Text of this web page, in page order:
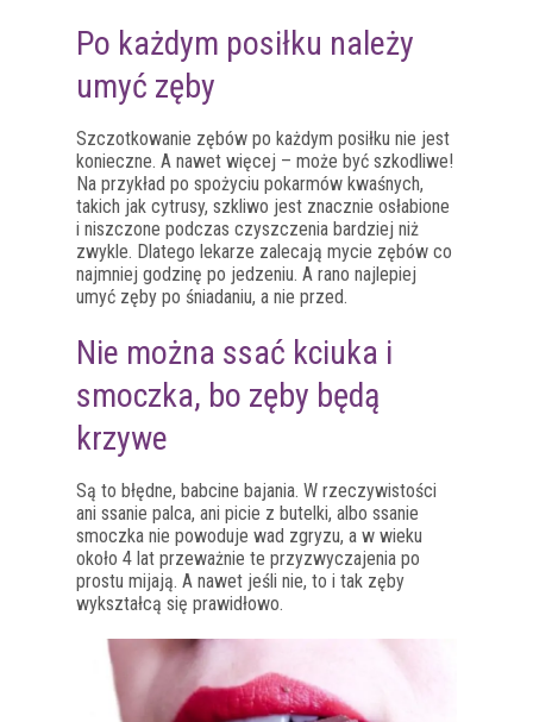
Po każdym posiłku należy
umyć zęby
Szczotkowanie zębów po każdym posiłku nie jest
konieczne. A nawet więcej – może być szkodliwe!
Na przykład po spożyciu pokarmów kwaśnych,
takich jak cytrusy, szkliwo jest znacznie osłabione
i niszczone podczas czyszczenia bardziej niż
zwykle. Dlatego lekarze zalecają mycie zębów co
najmniej godzinę po jedzeniu. A rano najlepiej
umyć zęby po śniadaniu, a nie przed.
Nie można ssać kciuka i
smoczka, bo zęby będą
krzywe
Są to błędne, babcine bajania. W rzeczywistości
ani ssanie palca, ani picie z butelki, albo ssanie
smoczka nie powoduje wad zgryzu, a w wieku
około 4 lat przeważnie te przyzwyczajenia po
prostu mijają. A nawet jeśli nie, to i tak zęby
wykształcą się prawidłowo.